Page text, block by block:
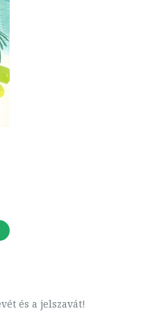
és a jelszavát!